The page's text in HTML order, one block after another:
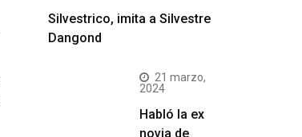
Silvestrico, imita a Silvestre
Dangond
21 marzo,
2024
Habló la ex
novia de